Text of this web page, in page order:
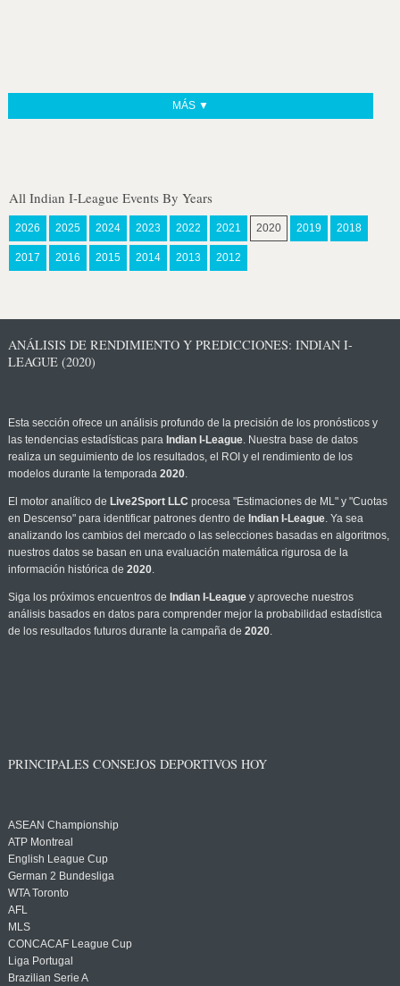
MÁS ▼
All Indian I-League Events By Years
2026 2025 2024 2023 2022 2021 2020 2019 2018
2017 2016 2015 2014 2013 2012
ANÁLISIS DE RENDIMIENTO Y PREDICCIONES: INDIAN I-
LEAGUE (2020)
Esta sección ofrece un análisis profundo de la precisión de los pronósticos y
las tendencias estadísticas para Indian I-League. Nuestra base de datos
realiza un seguimiento de los resultados, el ROI y el rendimiento de los
modelos durante la temporada 2020.
El motor analítico de Live2Sport LLC procesa "Estimaciones de ML" y "Cuotas
en Descenso" para identificar patrones dentro de Indian I-League. Ya sea
analizando los cambios del mercado o las selecciones basadas en algoritmos,
nuestros datos se basan en una evaluación matemática rigurosa de la
información histórica de 2020.
Siga los próximos encuentros de Indian I-Leaguey aproveche nuestros
análisis basados en datos para comprender mejor la probabilidad estadística
de los resultados futuros durante la campaña de 2020.
PRINCIPALES CONSEJOS DEPORTIVOS HOY
ASEAN Championship
ATP Montreal
English League Cup
German 2 Bundesliga
WTA Toronto
AFL
MLS
CONCACAF League Cup
Liga Portugal
Brazilian Serie A